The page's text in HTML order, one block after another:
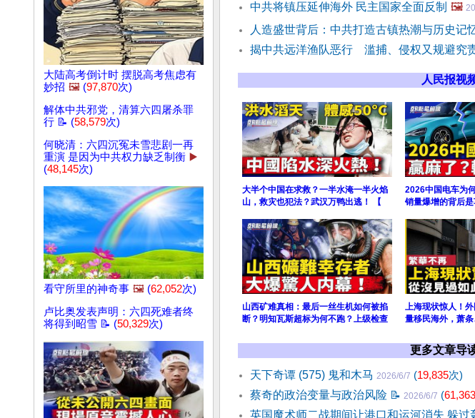
大陆高考倒计时 摆脱高考焦虑有
妙招 🖼️ (97,870次)
解体中共邪党，清算六四屠杀罪
行 📝 (58,579次)
何晓清：六四沉冤未雪悲剧一再
重演 是因为中共权力缺乏制衡 ▶️
(48,145次)
看守所里的神奇事 🖼️ (62,052次)
卢比奥发表声明：六四死难者终
将得到昭雪 📝 (50,329次)
中共将镇压延伸海外 民主国家全面反制 🖼️
人造盛世背后：中共打造古镇热潮与历史记
揭中共远洋渔队恶行 滥捕、侵权又规避究
人民报视
大半个中国在求救？一半水淹一半火焰
山，救灾也犯法？武汉万鸭出逃！ 【
2026中国电车为
销量爆增的背后
山西矿难真相：最后一丝生机如何被掐
断？明知瓦斯超标为何不跑？上级检查
上海现状惊人！
量移民海外，萧
更多文章导
天下奇谭 (575) 鬼和木马 2026/6/7 (19,835次)
蔡奇的政治变量与政治风险 📝 2026/6/7 (61,363
英国魔术师二战期间让港口和运河消失 躲过